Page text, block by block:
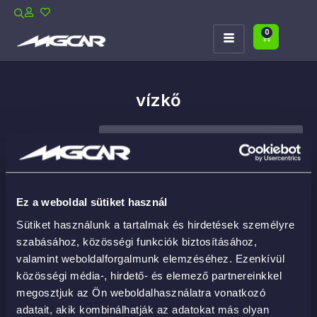
Ez a weboldal sütiket használ
Sütiket használunk a tartalmak és hirdetések személyre
szabásához, közösségi funkciók biztosításához,
valamint weboldalforgalmunk elemzéséhez. Ezenkívül
közösségi média-, hirdető- és elemező partnereinkkel
megosztjuk az Ön weboldalhasználatra vonatkozó
adatait, akik kombinálhatják az adatokat más olyan
0
vízkő